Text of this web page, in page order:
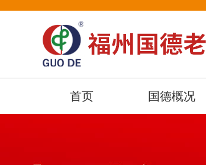
首页 国德概况